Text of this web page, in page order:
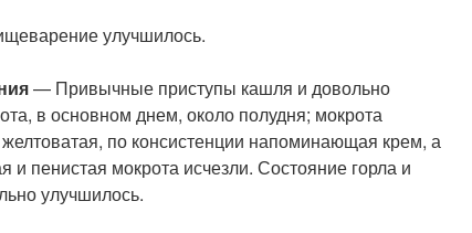
улучшилось.
— Привычные приступы кашля и довольно
в основном днем, около полудня; мокрота
по консистенции напоминающая крем, а
и пенистая мокрота исчезли. Состояние горла и
улучшилось.